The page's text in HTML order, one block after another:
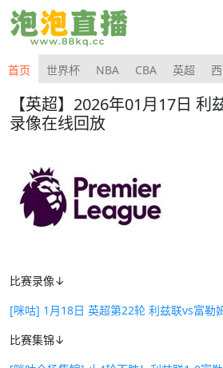
首页 世界杯 NBA CBA 英超
【英超】2026年01月17日 利
录像在线回放
比赛录像↓
[咪咕] 1月18日 英超第22轮 利兹联vs富勒
比赛集锦↓